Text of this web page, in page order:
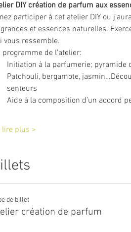
DIY création de parfum aux
participer à cet atelier DIY ou
et essences naturelles.
vous ressemble.
programme de l’atelier:
Initiation à la parfumerie; pyramide
Patchouli, bergamote,
senteurs
Aide à la composition d’un accord
lire plus >
de billet
création de parfum